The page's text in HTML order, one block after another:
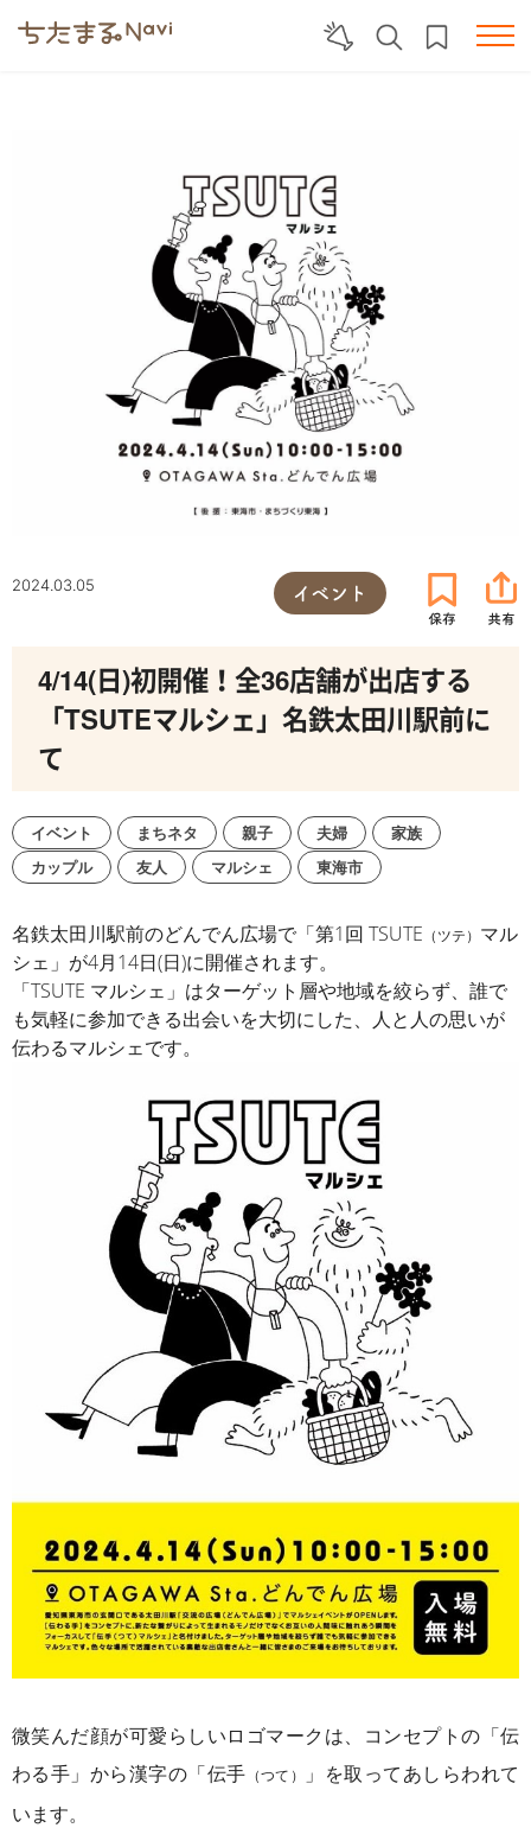
2024.03.05 イベント
4/14(日)初開催！全36店舗が出店する
「TSUTEマルシェ」名鉄太田川駅前に
て
イベント まちネタ 親子 夫婦
家族
カップル
友人 マルシェ 東海市
名鉄太田川駅前のどんでん広場で「第1回 TSUTE （ツテ） マル
シェ」が4月14日(日)に開催されます。
「TSUTE マルシェ」はターゲット層や地域を絞らず、 誰で
も気軽に参加できる出会いを大切にした、 人と人の思いが
伝わるマルシェです。
微笑んだ顔が可愛らしいロゴマークは、コンセプトの「伝
わる手」から漢字の「伝手 （つて）
」を取ってあしらわれて
います。